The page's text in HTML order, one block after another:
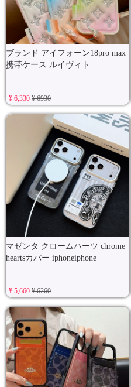
ブランド アイフォーン18pro max
携帯ケース ルイヴィト
¥ 6,330¥ 6930
マゼンタ クロームハーツ chrome
heartsカバー iphoneiphone
¥ 5,660¥ 6260